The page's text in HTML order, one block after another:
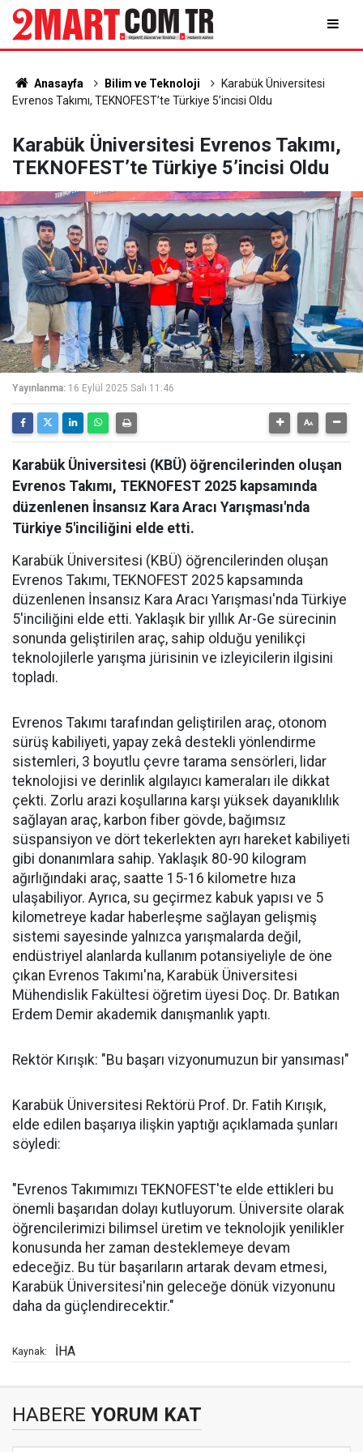
Anasayfa Bilim ve Teknoloji
Karabük Üniversitesi
Evrenos Takımı, TEKNOFEST’te Türkiye 5’incisi Oldu
Karabük Üniversitesi Evrenos Takımı,
TEKNOFEST’te Türkiye 5’incisi Oldu
Yayınlanma: 16 Eylül 2025 Salı 11:46
Karabük Üniversitesi (KBÜ) öğrencilerinden oluşan
Evrenos Takımı, TEKNOFEST 2025 kapsamında
düzenlenen İnsansız Kara Aracı Yarışması'nda
Türkiye 5'inciliğini elde etti.
Karabük Üniversitesi (KBÜ) öğrencilerinden oluşan
Evrenos Takımı, TEKNOFEST 2025 kapsamında
düzenlenen İnsansız Kara Aracı Yarışması'nda Türkiye
5'inciliğini elde etti. Yaklaşık bir yıllık Ar-Ge sürecinin
sonunda geliştirilen araç, sahip olduğu yenilikçi
teknolojilerle yarışma jürisinin ve izleyicilerin ilgisini
topladı.
Evrenos Takımı tarafından geliştirilen araç, otonom
sürüş kabiliyeti, yapay zekâ destekli yönlendirme
sistemleri, 3 boyutlu çevre tarama sensörleri, lidar
teknolojisi ve derinlik algılayıcı kameraları ile dikkat
çekti. Zorlu arazi koşullarına karşı yüksek dayanıklılık
sağlayan araç, karbon fiber gövde, bağımsız
süspansiyon ve dört tekerlekten ayrı hareket kabiliyeti
gibi donanımlara sahip. Yaklaşık 80-90 kilogram
ağırlığındaki araç, saatte 15-16 kilometre hıza
ulaşabiliyor. Ayrıca, su geçirmez kabuk yapısı ve 5
kilometreye kadar haberleşme sağlayan gelişmiş
sistemi sayesinde yalnızca yarışmalarda değil,
endüstriyel alanlarda kullanım potansiyeliyle de öne
çıkan Evrenos Takımı'na, Karabük Üniversitesi
Mühendislik Fakültesi öğretim üyesi Doç. Dr. Batıkan
Erdem Demir akademik danışmanlık yaptı.
Rektör Kırışık: "Bu başarı vizyonumuzun bir yansıması"
Karabük Üniversitesi Rektörü Prof. Dr. Fatih Kırışık,
elde edilen başarıya ilişkin yaptığı açıklamada şunları
söyledi:
"Evrenos Takımımızı TEKNOFEST'te elde ettikleri bu
önemli başarıdan dolayı kutluyorum. Üniversite olarak
öğrencilerimizi bilimsel üretim ve teknolojik yenilikler
konusunda her zaman desteklemeye devam
edeceğiz. Bu tür başarıların artarak devam etmesi,
Karabük Üniversitesi'nin geleceğe dönük vizyonunu
daha da güçlendirecektir."
Kaynak: İHA
HABERE YORUM KAT